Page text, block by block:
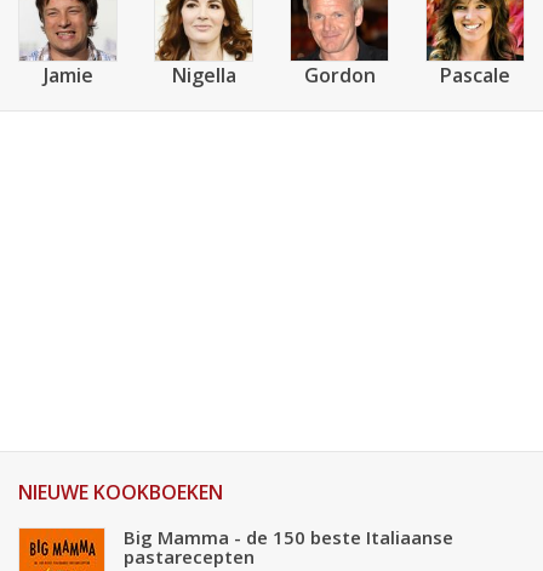
Jamie Nigella Gordon Pascale
NIEUWE KOOKBOEKEN
Big Mamma - de 150 beste Italiaanse
pastarecepten